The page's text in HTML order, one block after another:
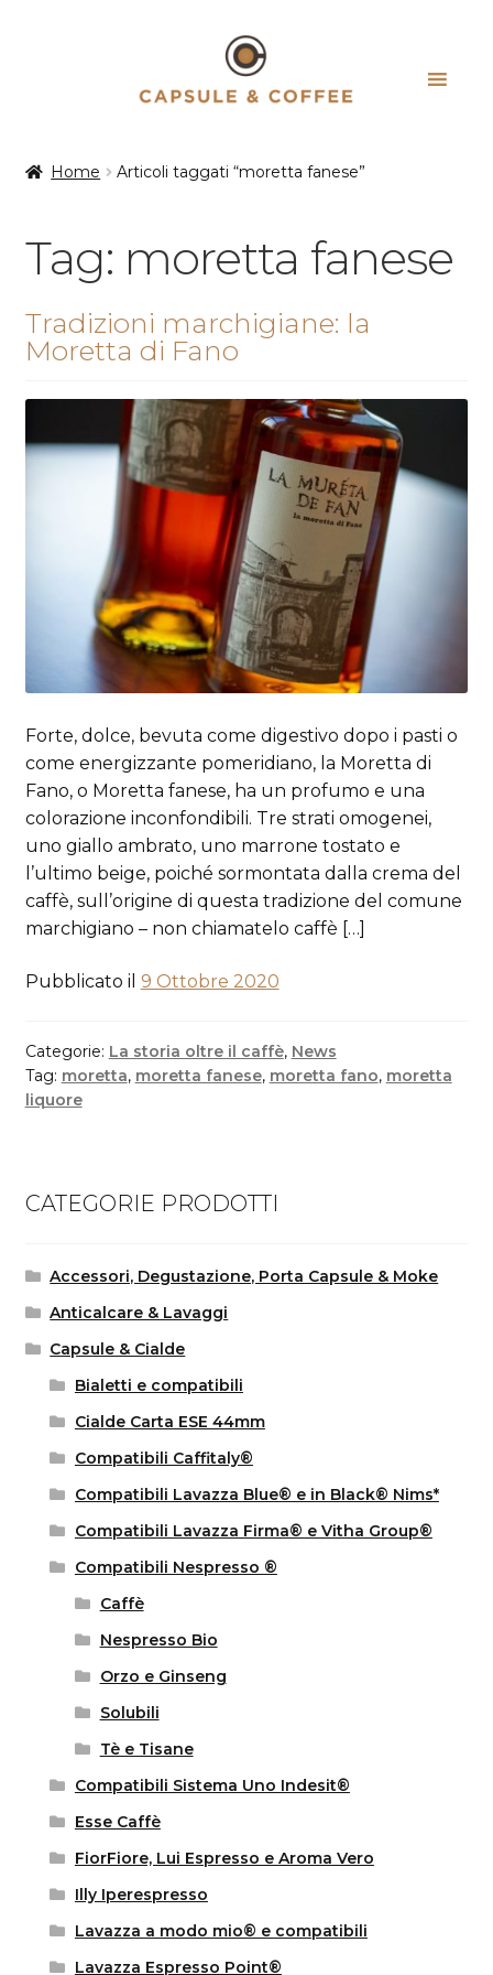
Home Articoli taggati “moretta fanese”
Tag: moretta fanese
Tradizioni marchigiane: la
Moretta di Fano
Forte, dolce, bevuta come digestivo dopo i pasti o
come energizzante pomeridiano, la Moretta di
Fano, o Moretta fanese, ha un profumo e una
colorazione inconfondibili. Tre strati omogenei,
uno giallo ambrato, uno marrone tostato e
l’ultimo beige, poiché sormontata dalla crema del
caffè, sull’origine di questa tradizione del comune
marchigiano – non chiamatelo caffè […]
Pubblicato il 9 Ottobre 2020
Categorie: La storia oltre il caffè, News
Tag: moretta, moretta fanese, moretta fano, moretta
liquore
CATEGORIE PRODOTTI
Accessori, Degustazione, Porta Capsule & Moke
Anticalcare & Lavaggi
Capsule & Cialde
Bialetti e compatibili
Cialde Carta ESE 44mm
Compatibili Caffitaly®
Compatibili Lavazza Blue® e in Black® Nims*
Compatibili Lavazza Firma® e Vitha Group®
Compatibili Nespresso ®
Caffè
Nespresso Bio
Orzo e Ginseng
Solubili
Tè e Tisane
Compatibili Sistema Uno Indesit®
Esse Caffè
FiorFiore, Lui Espresso e Aroma Vero
Illy Iperespresso
Lavazza a modo mio® e compatibili
Lavazza Espresso Point®